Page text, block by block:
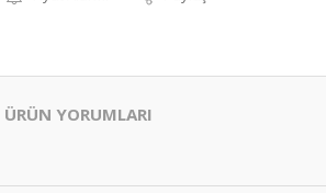
ÜRÜN YORUMLARI